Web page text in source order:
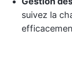
suivez la